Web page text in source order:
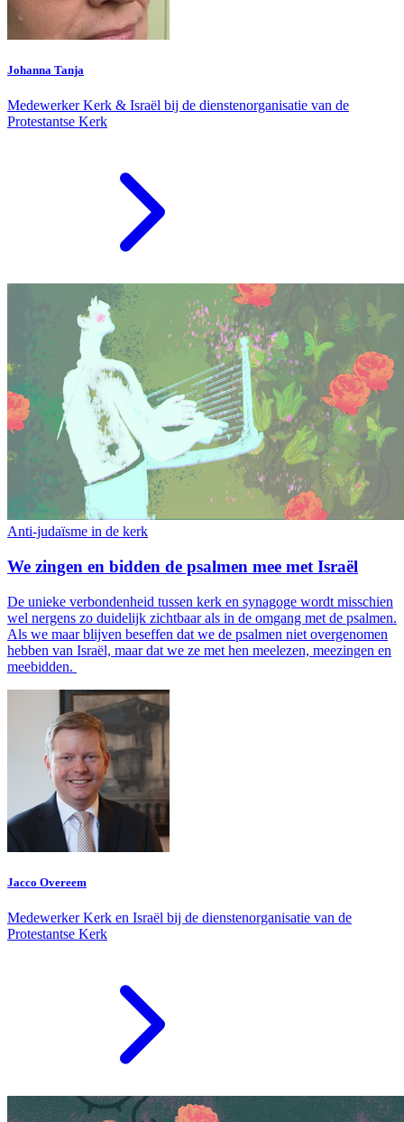
Johanna Tanja
Medewerker Kerk & Israël bij de dienstenorganisatie van de
Protestantse Kerk
Anti-judaïsme in de kerk
We zingen en bidden de psalmen mee met Israël
De unieke verbondenheid tussen kerk en synagoge wordt misschien
wel nergens zo duidelijk zichtbaar als in de omgang met de psalmen.
Als we maar blijven beseffen dat we de psalmen niet overgenomen
hebben van Israël, maar dat we ze met hen meelezen, meezingen en
meebidden.
Jacco Overeem
Medewerker Kerk en Israël bij de dienstenorganisatie van de
Protestantse Kerk